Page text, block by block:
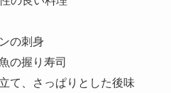
の刺身
の握り寿司
て、さっぱりとした後味